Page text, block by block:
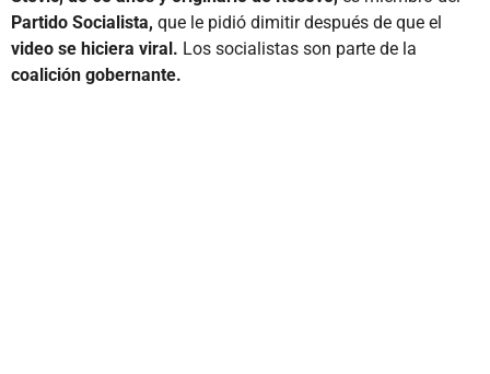
Partido Socialista, que le pidió dimitir después de que el
video se hiciera viral. Los socialistas son parte de la
coalición gobernante.